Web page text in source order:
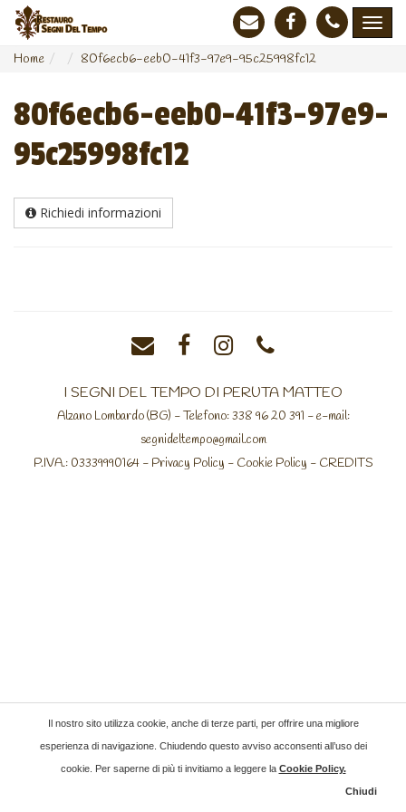
Home 80f6ecb6-eeb0-41f3-97e9-95c25998fc12
80f6ecb6-eeb0-41f3-97e9-
95c25998fc12
Richiedi informazioni
I SEGNI DEL TEMPO DI PERUTA MATTEO
Alzano Lombardo (BG) - Telefono: 338 96 20 391 - e-mail:
segnideltempo@gmail.com
P.IVA.: 03339990164 - Privacy Policy - Cookie Policy - CREDITS
Il nostro sito utilizza cookie, anche di terze parti, per offrire una migliore
esperienza di navigazione. Chiudendo questo avviso acconsenti all’uso dei
cookie. Per saperne di più ti invitiamo a leggere la Cookie Policy.
Chiudi